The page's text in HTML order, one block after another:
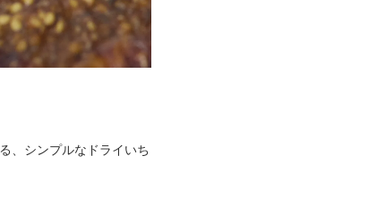
、シンプルなドライいち